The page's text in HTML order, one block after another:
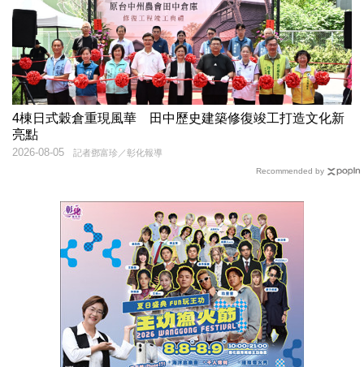
4棟日式穀倉重現風華 田中歷史建築修復竣工打造文化新
亮點
記者鄧富珍／彰化報導
2026-08-05
Recommended by